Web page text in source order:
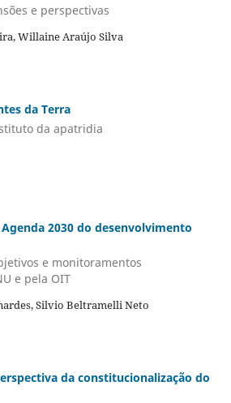
e perspectivas
Willaine Araújo Silva
da Terra
da apatridia
2030 do desenvolvimento
e monitoramentos
e pela OIT
Silvio Beltramelli Neto
da constitucionalização do